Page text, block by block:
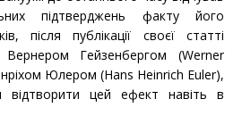
підтверджень факту його
після публікації своєї статті
Вернером Гейзенбергом (Werner
Юлером (Hans Heinrich Euler),
відтворити цей ефект навіть в